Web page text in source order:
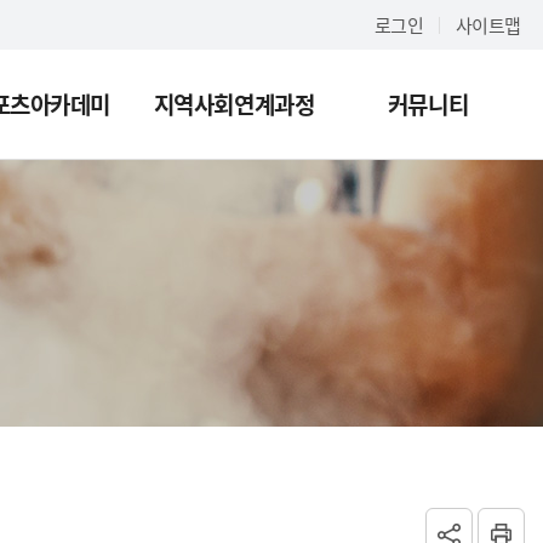
로그인 사이트맵
츠아카데미 지역사회연계과정 커뮤니티